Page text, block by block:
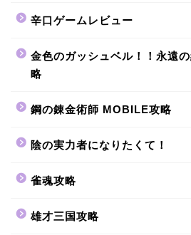
辛口ゲームレビュー
金色のガッシュベル！！永遠
略
鋼の錬金術師 MOBILE攻略
陰の実力者になりたくて！
雀魂攻略
雄才三国攻略